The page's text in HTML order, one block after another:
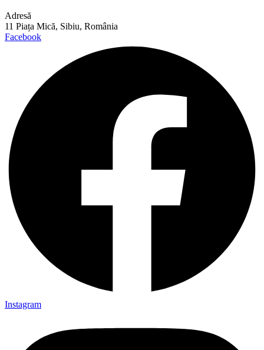
Adresă
11 Piața Mică, Sibiu, România
Facebook
Instagram